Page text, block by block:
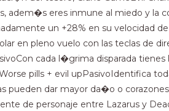
adem�s eres inmune al miedo y la
un +28% en su velocidad
en pleno vuelo con las teclas de
cada l�grima disparada
pills + evil upPasivoIdentifica
dar mayor da�o o
de personaje entre Lazarus y